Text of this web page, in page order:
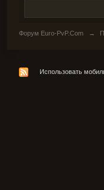
Форум Euro-PvP.Com →
Использовать